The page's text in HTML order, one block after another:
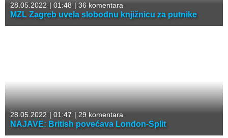
28.05.2022 | 01:48 | 36 komentara
MZL Zagreb uvela slobodnu knjižnicu za putnike
28.05.2022 | 01:47 | 29 komentara
NAJAVE: British povećava London-Split